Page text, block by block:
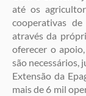
até os
cooperativas
através da
oferecer o
são necessários,
Extensão da
mais de 6 mil